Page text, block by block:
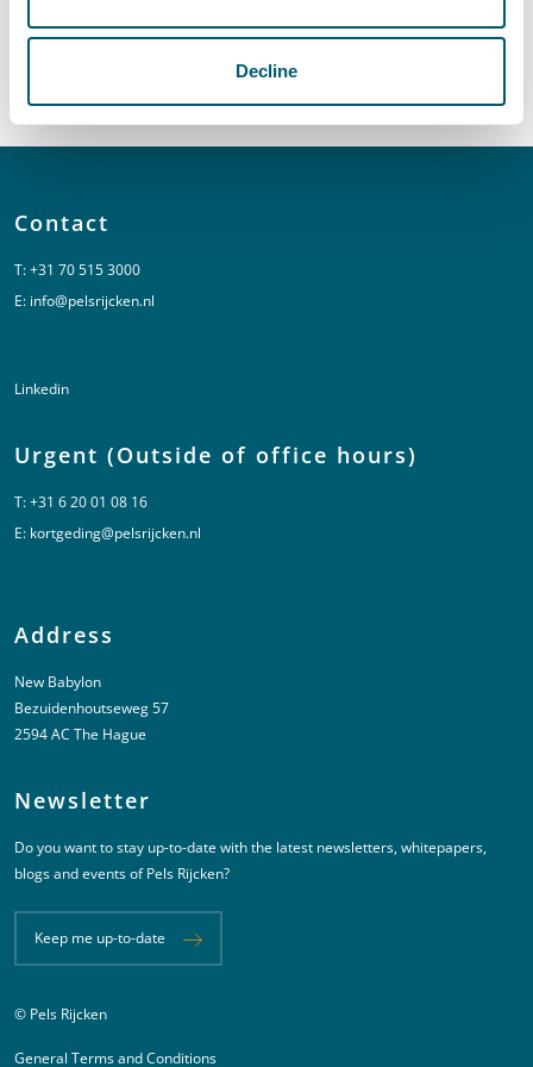
Decline
Send an email to Maarten van Rijn
maarten.vanrijn@pelsrijcken.nl
Call Maarten van Rijn
+31 70 515 3824
View the whole team
Contact
T:+31 70 515 3000
E: info@pelsrijcken.nl
Linkedin
Urgent (Outside of office hours)
T:+31 6 20 01 08 16
E: kortgeding@pelsrijcken.nl
Address
New Babylon
Bezuidenhoutseweg 57
2594 AC The Hague
Newsletter
Do you want to stay up-to-date with the latest newsletters, whitepapers,
blogs and events of Pels Rijcken?
Keep me up-to-date
Juridische informatie
© Pels Rijcken
General Terms and Conditions